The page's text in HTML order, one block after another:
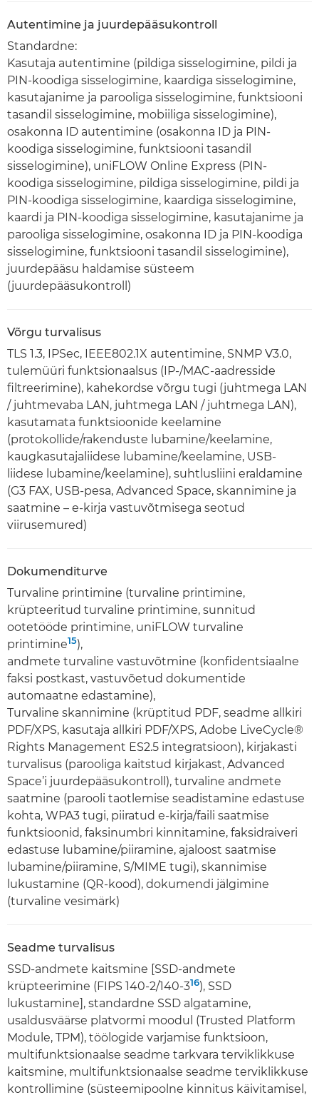
Autentimine ja juurdepääsukontroll
Standardne:
Kasutaja autentimine (pildiga sisselogimine, pildi ja
PIN-koodiga sisselogimine, kaardiga sisselogimine,
kasutajanime ja parooliga sisselogimine, funktsiooni
tasandil sisselogimine, mobiiliga sisselogimine),
osakonna ID autentimine (osakonna ID ja PIN-
koodiga sisselogimine, funktsiooni tasandil
sisselogimine), uniFLOW Online Express (PIN-
koodiga sisselogimine, pildiga sisselogimine, pildi ja
PIN-koodiga sisselogimine, kaardiga sisselogimine,
kaardi ja PIN-koodiga sisselogimine, kasutajanime ja
parooliga sisselogimine, osakonna ID ja PIN-koodiga
sisselogimine, funktsiooni tasandil sisselogimine),
juurdepääsu haldamise süsteem
(juurdepääsukontroll)
Võrgu turvalisus
TLS 1.3, IPSec, IEEE802.1X autentimine, SNMP V3.0,
tulemüüri funktsionaalsus (IP-/MAC-aadresside
filtreerimine), kahekordse võrgu tugi (juhtmega LAN
/ juhtmevaba LAN, juhtmega LAN / juhtmega LAN),
kasutamata funktsioonide keelamine
(protokollide/rakenduste lubamine/keelamine,
kaugkasutajaliidese lubamine/keelamine, USB-
liidese lubamine/keelamine), suhtlusliini eraldamine
(G3 FAX, USB-pesa, Advanced Space, skannimine ja
saatmine – e-kirja vastuvõtmisega seotud
viirusemured)
Dokumenditurve
Turvaline printimine (turvaline printimine,
krüpteeritud turvaline printimine, sunnitud
ootetööde printimine, uniFLOW turvaline
printimine15),
andmete turvaline vastuvõtmine (konfidentsiaalne
faksi postkast, vastuvõetud dokumentide
automaatne edastamine),
Turvaline skannimine (krüptitud PDF, seadme allkiri
PDF/XPS, kasutaja allkiri PDF/XPS, Adobe LiveCycle®
Rights Management ES2.5 integratsioon), kirjakasti
turvalisus (parooliga kaitstud kirjakast, Advanced
Space’i juurdepääsukontroll), turvaline andmete
saatmine (parooli taotlemise seadistamine edastuse
kohta, WPA3 tugi, piiratud e-kirja/faili saatmise
funktsioonid, faksinumbri kinnitamine, faksidraiveri
edastuse lubamine/piiramine, ajaloost saatmise
lubamine/piiramine, S/MIME tugi), skannimise
lukustamine (QR-kood), dokumendi jälgimine
(turvaline vesimärk)
Seadme turvalisus
SSD-andmete kaitsmine [SSD-andmete
krüpteerimine (FIPS 140-2/140-316), SSD
lukustamine], standardne SSD algatamine,
usaldusväärse platvormi moodul (Trusted Platform
Module, TPM), töölogide varjamise funktsioon,
multifunktsionaalse seadme tarkvara terviklikkuse
kaitsmine, multifunktsionaalse seadme terviklikkuse
kontrollimine (süsteemipoolne kinnitus käivitamisel,